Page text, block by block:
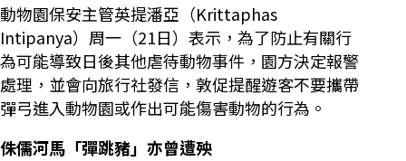
動物園保安主管英提潘亞（Krittaphas
Intipanya）周一（21日）表示，為了防止有關行
為可能導致日後其他虐待動物事件，園方決定報警
處理，並會向旅行社發信，敦促提醒遊客不要攜帶
彈弓進入動物園或作出可能傷害動物的行為。
侏儒河馬「彈跳豬」亦曾遭殃